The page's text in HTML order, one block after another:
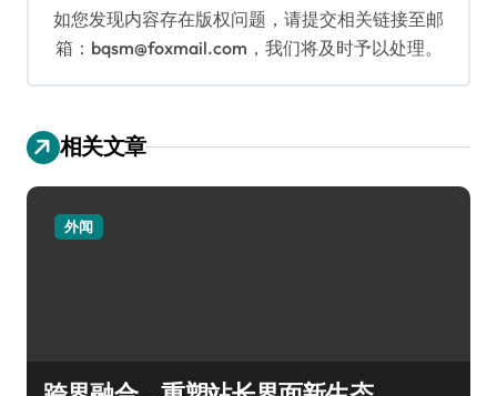
如您发现内容存在版权问题，请提交相关链接至邮
箱：bqsm@foxmail.com，我们将及时予以处理。
相关文章
外闻